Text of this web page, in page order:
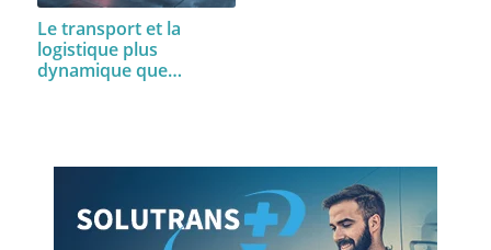
Le transport et la
logistique plus
dynamique que…